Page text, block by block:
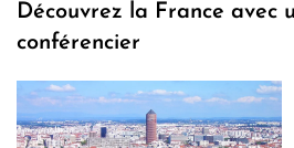
Découvrez la France avec
conférencier